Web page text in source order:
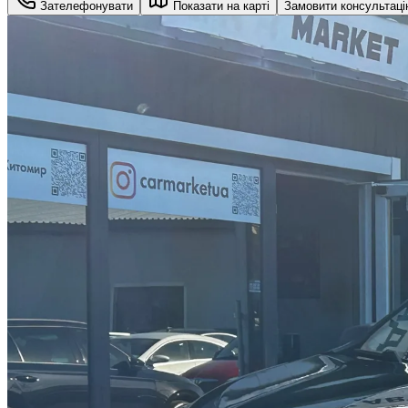
Зателефонувати Показати на карті Замовити